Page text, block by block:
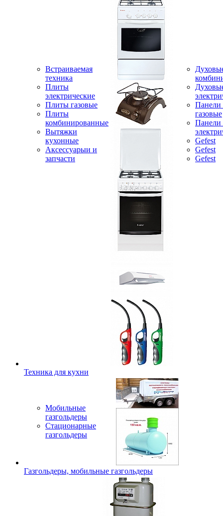
Встраиваемая
техника
Плиты
электрические
Плиты газовые
Плиты
комбинированные
Вытяжки
кухонные
Аксессуарыи и
запчасти
Панели
газовые
Панели
Gefest
Gefest
Gefest
Техника для кухни
Мобильные
газгольдеры
Стационарные
газгольдеры
Газгольдеры, мобильные газгольдеры